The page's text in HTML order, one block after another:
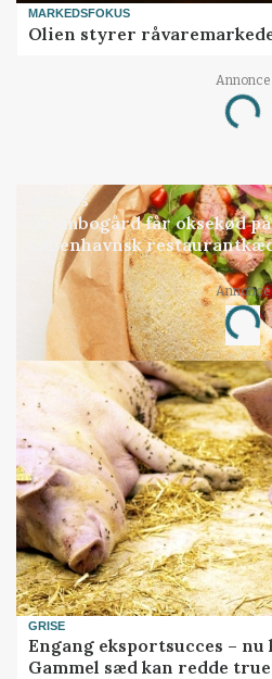
MARKEDSFOKUS
Olien styrer
Annonce
Loading...
BUSINESS
Grambogård får oksekød
københavnsk
Annonce
GRISE
Engang eksportsucces –
Gammel sæd kan redde